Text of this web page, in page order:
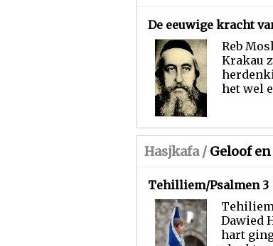
De eeuwige kracht
Reb
Krakau
het wel
Hasjkafa / Geloof
Tehilliem/Psalmen 3
Dawied
hart